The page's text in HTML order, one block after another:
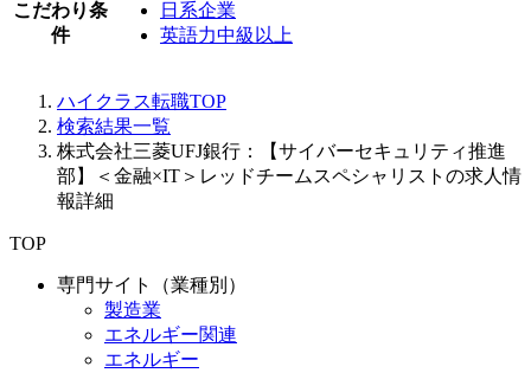
こだわり条
件
日系企業
英語力中級以上
ハイクラス転職TOP
検索結果一覧
株式会社三菱UFJ銀行：【サイバーセキュリティ推進
部】＜金融×IT＞レッドチームスペシャリストの求人情
報詳細
TOP
専門サイト（業種別）
製造業
エネルギー関連
エネルギー